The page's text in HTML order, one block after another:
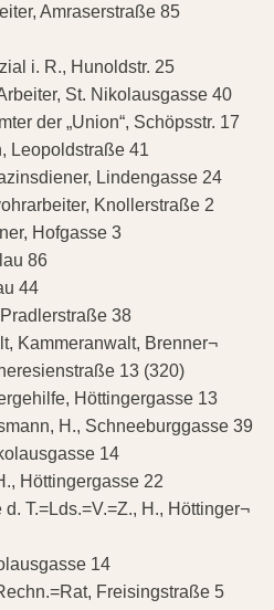
Amraserstraße 85
i. R., Hunoldstr. 25
St. Nikolausgasse 40
der „Union“, Schöpsstr. 17
Leopoldstraße 41
Lindengasse 24
Knollerstraße 2
Hofgasse 3
86
44
38
Kammeranwalt, Brenner¬
13 (320)
Höttingergasse 13
H., Schneeburggasse 39
14
Höttingergasse 22
T.=Lds.=V.=Z., H., Höttinger¬
14
Freisingstraße 5